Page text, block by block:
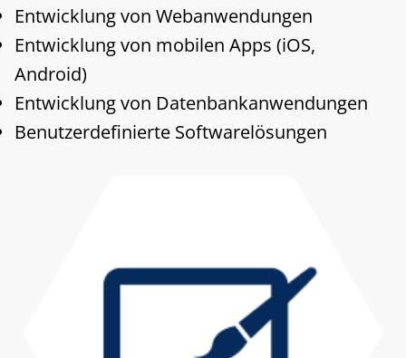
Entwicklung von Webanwendungen
Entwicklung von mobilen Apps (iOS,
Android)
Entwicklung von Datenbankanwendungen
Benutzerdefinierte Softwarelösungen